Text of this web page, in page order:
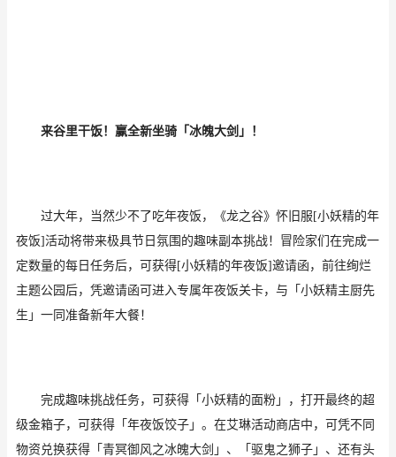
来谷里干饭！赢全新坐骑「冰魄大剑」！
过大年，当然少不了吃年夜饭，《龙之谷》怀旧服 [小妖精的年
夜饭]活动将带来极具节日氛围的趣味副本挑战！冒险家们在完成一
定数量的每日任务后，可获得[小妖精的年夜饭]邀请函，前往绚烂
主题公园后，凭邀请函可进入专属年夜饭关卡，与「小妖精主厨先
生」一同准备新年大餐！
完成趣味挑战任务，可获得「小妖精的面粉」，打开最终的超
级金箱子，可获得「年夜饭饺子」。在艾琳活动商店中，可凭不同
物资兑换获得「青冥御风之冰魄大剑」、「驱鬼之狮子」、还有头